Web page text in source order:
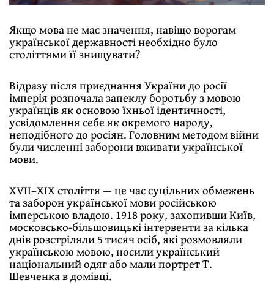
Якщо мова не має значення, навіщо ворогам
української державності необхідно було
століттями її знищувати?
Відразу після приєднання України до росії
імперія розпочала запеклу боротьбу з мовою
українців як основою їхньої ідентичності,
усвідомлення себе як окремого народу,
неподібного до росіян. Головним методом війни
були численні заборони вживати української
мови.
ХVІІ–XIX століття — це час суцільних обмежень
та заборон української мови російською
імперською владою. 1918 року, захопивши Київ,
московсько-більшовицькі інтервенти за кілька
днів розстріляли 5 тисяч осіб, які розмовляли
украïнською мовою, носили украïнський
національний одяг або мали портрет Т.
Шевченка в домівці.